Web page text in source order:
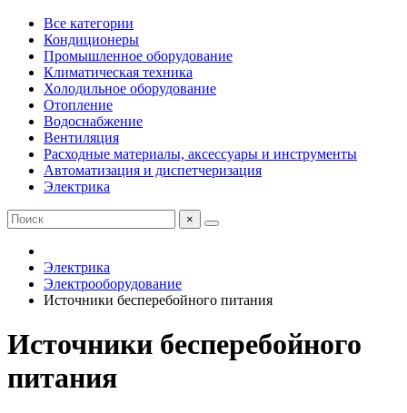
Все категории
Кондиционеры
Промышленное оборудование
Климатическая техника
Холодильное оборудование
Отопление
Водоснабжение
Вентиляция
Расходные материалы, аксессуары и инструменты
Автоматизация и диспетчеризация
Электрика
×
Электрика
Электрооборудование
Источники бесперебойного питания
Источники бесперебойного
питания